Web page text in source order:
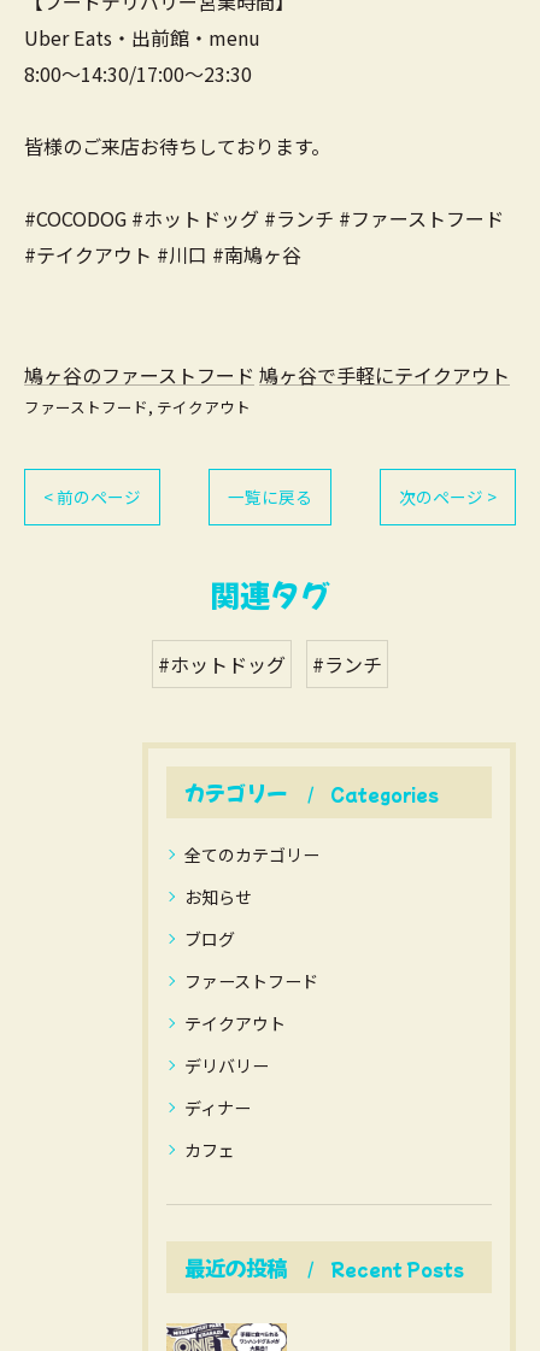
Uber Eats・出前館・menu
8:00～14:30/17:00～23:30
皆様のご来店お待ちしております。
#COCODOG #ホットドッグ #ランチ #ファーストフード
#テイクアウト #川口 #南鳩ヶ谷
鳩ヶ谷のファーストフード 鳩ヶ谷で手軽にテイクアウト
ファーストフード テイクアウト
< 前のページ 一覧に戻る 次のページ >
関連タグ
#ホットドッグ #ランチ
カテゴリー Categories
全てのカテゴリー
お知らせ
ブログ
ファーストフード
テイクアウト
デリバリー
ディナー
カフェ
最近の投稿 Recent Posts